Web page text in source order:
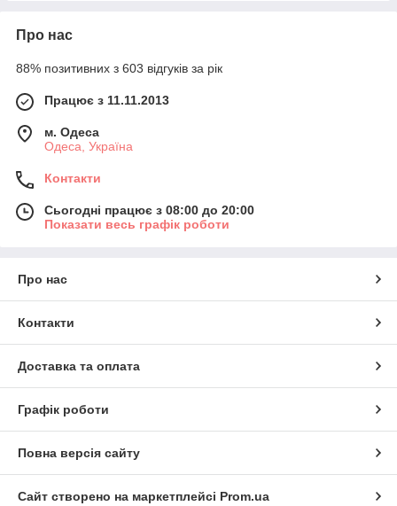
Про нас
88% позитивних з 603 відгуків за рік
Працює з 11.11.2013
м. Одеса
Одеса, Україна
Контакти
Сьогодні працює з 08:00 до 20:00
Показати весь графік роботи
Про нас
Контакти
Доставка та оплата
Графік роботи
Повна версія сайту
Сайт створено на маркетплейсі Prom.ua